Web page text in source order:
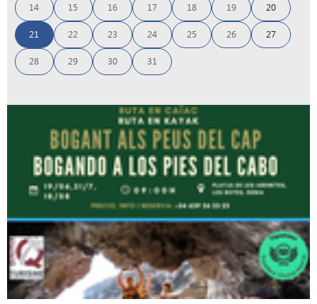
14 15 16 17 18 19 20
21 22 23 24 25 26 27
28 29 30 31